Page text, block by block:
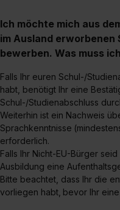
der Kategorien
Media und Marketing“
zur Übermittlung deiner
angemessenes
II). Du kannst die von
Wirkung für die Zukunft
Datenschutzerklärung
Einstellungen“
einzelnen Cookies
zeigen“. Weitere
Impressum
Ich möchte mich aus
im Ausland erworbenen
bewerben. Was muss
Falls Ihr euren Schul-/
habt, benötigt Ihr eine
Schul-/Studienabschluss
Weiterhin ist ein Nachweis
Sprachkenntnisse
erforderlich.
Falls Ihr Nicht-EU-Bürger
Ausbildung eine
Bitte beachtet, dass Ihr die
vorliegen habt, bevor Ihr